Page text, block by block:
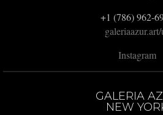
+1 (786) 962-
Instagram
GALERIA
NEW